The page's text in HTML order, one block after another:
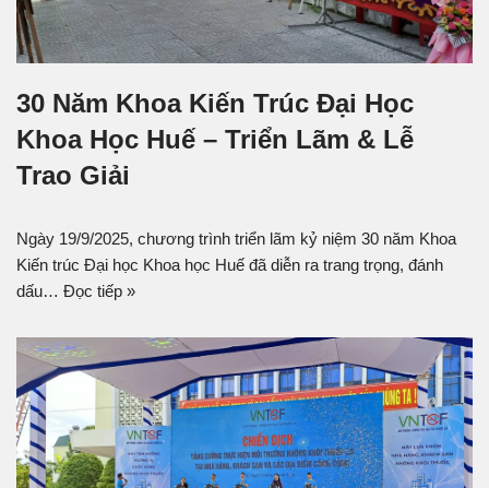
30 Năm Khoa Kiến Trúc Đại Học
Khoa Học Huế – Triển Lãm & Lễ
Trao Giải
Ngày 19/9/2025, chương trình triển lãm kỷ niệm 30 năm Khoa
Kiến trúc Đại học Khoa học Huế đã diễn ra trang trọng, đánh
dấu… Đọc tiếp »